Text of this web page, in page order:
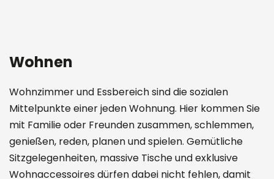
Wohnen
Wohnzimmer und Essbereich sind die sozialen
Mittelpunkte einer jeden Wohnung. Hier kommen Sie
mit Familie oder Freunden zusammen, schlemmen,
genießen, reden, planen und spielen. Gemütliche
Sitzgelegenheiten, massive Tische und exklusive
Wohnaccessoires dürfen dabei nicht fehlen, damit